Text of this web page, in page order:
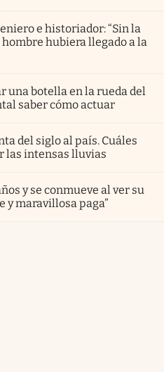
e historiador: “Sin la
hubiera llegado a la
una botella en la rueda del
saber cómo actuar
del siglo al país. Cuáles
las intensas lluvias
y se conmueve al ver su
y maravillosa paga”